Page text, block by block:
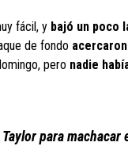
fácil, y bajó un poco
de fondo
pero nadie
para